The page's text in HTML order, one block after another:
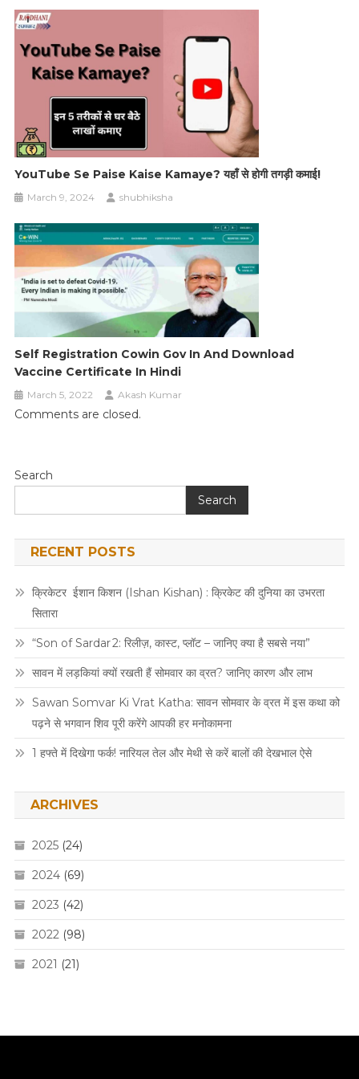
YouTube Se Paise Kaise Kamaye? यहाँ से होगी तगड़ी कमाई!
March 9, 2024 shubhiksha
Self Registration Cowin Gov In And Download
Vaccine Certificate In Hindi
March 5, 2022 Akash Kumar
Comments are closed.
Search
Search
RECENT POSTS
क्रिकेटर ईशान किशन (Ishan Kishan) : क्रिकेट की दुनिया का उभरता
सितारा
“Son of Sardar 2: रिलीज़, कास्ट, प्लॉट – जानिए क्या है सबसे नया”
सावन में लड़कियां क्यों रखती हैं सोमवार का व्रत? जानिए कारण और लाभ
Sawan Somvar Ki Vrat Katha: सावन सोमवार के व्रत में इस कथा को
पढ़ने से भगवान शिव पूरी करेंगे आपकी हर मनोकामना
1 हफ्ते में दिखेगा फर्क! नारियल तेल और मेथी से करें बालों की देखभाल ऐसे
ARCHIVES
2025(24)
2024(69)
2023 (42)
2022(98)
2021 (21)